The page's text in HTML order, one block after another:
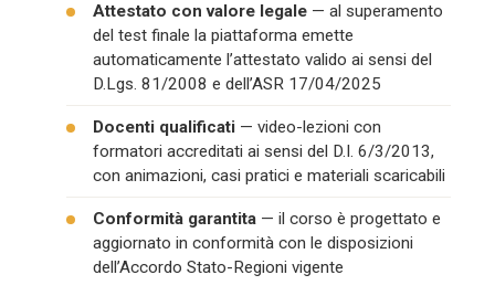
Attestato con valore legale — al superamento
del test finale la piattaforma emette
automaticamente l’attestato valido ai sensi del
D.Lgs. 81/2008 e dell’ASR 17/04/2025
Docenti qualificati — video-lezioni con
formatori accreditati ai sensi del D.I. 6/3/2013,
con animazioni, casi pratici e materiali scaricabili
Conformità garantita — il corso è progettato e
aggiornato in conformità con le disposizioni
dell’Accordo Stato-Regioni vigente